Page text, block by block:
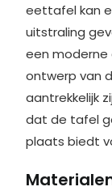
eettafel kan
uitstraling
een
ontwerp van
aantrekkelijk
dat de tafel
plaats biedt